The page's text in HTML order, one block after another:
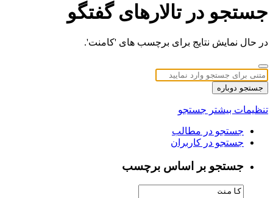
جستجو در تالارهای گفتگو
در حال نمایش نتایج برای برچسب های 'کامنت'.
جستجو دوباره
تنظیمات بیشتر جستجو
جستجو در مطالب
جستجو در کاربران
جستجو بر اساس برچسب